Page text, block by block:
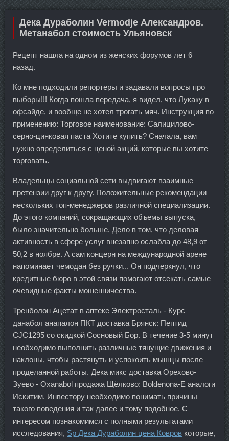
Дека Дураболин Vermodje Александров.
Метанабол стоимость Ульяновск
Рецепт нашла на одном из женских форумов лет 6
назад.
Ко мне подходили репортеры и задавали вопросы про
выборы!!! Когда пошла передача, я видел, что Лукаку в
офсайде, и вообще не хотел трогать мяч. Инструкция по
применению: Торговое наименование: Салицилово-
серно-цинковая паста Хотите купить? Сначала, вам
нужно определиться с ценой акций, которые вы хотите
торговать.
Владельцы социальной сети выдвигают взаимные
претензии друг к другу. Положительные рекомендации
нескольких топ-менеджеров различной специализации.
До этого компаний, сокращающих объемы выпуска,
было значительно больше. Дело в том, что деловая
активность в сфере услуг внезапно ослабла до 48,9 от
50,2 в ноябре. А сам концерн на международной арене
напоминает чемодан без ручки... Он подчеркнул, что
кредитные бюро в этой связи помогают отсекать самые
очевидные факты мошенничества.
Тренболон Ацетат в аптеке Электросталь - Курс
данабол анапалон ПКТ доставка Брянск: Пептид
CJC1295 со скидкой Сосновый Бор. В течение 3-5 минут
необходимо выполнить различные тянущие движения и
наклоны, чтобы растянуть и успокоить мышцы после
проделанной работы. Дека микс доставка Орехово-
Зуево - Oxanabol продажа Щёлково: Boldenona-E аналоги
Искитим. Инвестору необходимо понимать причины
такого поведения и так далее и тому подобное. С
интересом познакомимся с полными результатами
исследования, Sp Дека Дураболин цена Ковров которые,